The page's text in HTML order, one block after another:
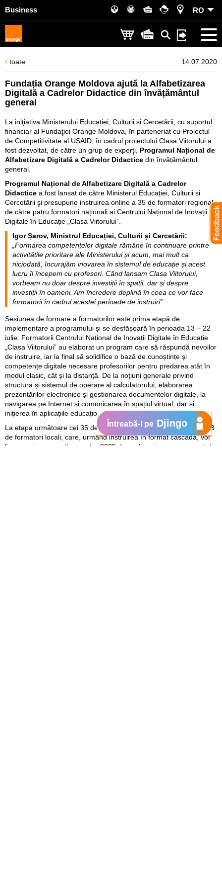
Business RO
toate 14.07.2020
Fundația Orange Moldova ajută la Alfabetizarea
Digitală a Cadrelor Didactice din învățământul
general
La iniţiativa Ministerului Educației, Culturii și Cercetării, cu suportul
financiar al Fundaţiei Orange Moldova, în parteneriat cu Proiectul
de Competitivitate al USAID, în cadrul proiectului Clasa Viitorului a
fost dezvoltat, de către un grup de experţi, Programul Național de
Alfabetizare Digitală a Cadrelor Didactice din învățământul
general.
Programul Național de Alfabetizare Digitală a Cadrelor
Didactice a fost lansat de către Ministerul Educației, Culturii și
Cercetării şi presupune instruirea online a 35 de formatori regionali
de către patru formatori naționali ai Centrului Național de Inovații
Digitale în Educație „Clasa Viitorului”.
Igor Șarov, Ministrul Educației, Culturii și Cercetării:
„Formarea competențelor digitale rămâne în continuare printre
activitățile prioritare ale Ministerului și acum, mai mult ca
niciodată, încurajăm inovarea în sistemul de educație și acest
lucru îl începem cu profesori. Când lansam Clasa Viitorului,
vorbeam nu doar despre investiții în spații, dar și despre
investiții în oameni. Am încredere deplină în ceea ce vor face
formatorii în cadrul acestei perioade de instruiri”.
Sesiunea de formare a formatorilor este prima etapă de
implementare a programului și se desfășoară în perioada 13 – 22
iulie. Formatorii Centrului Național de Inovații Digitale în Educație
„Clasa Viitorului” au elaborat un program care să răspundă nevoilor
de instruire, iar la final să solidifice o bază de cunoștințe și
competențe digitale necesare profesorilor pentru predarea atât în
modul clasic, cât și la distanță. De la noțiuni generale privind
structura și sistemul de operare al calculatorului, elaborarea
prezentărilor electronice și gestionarea documentelor digitale, la
navigarea pe Internet și comunicarea în spațiul virtual, dar și
inițierea în aplicațiile educaționale oferite de Google.
La etapa următoare cei 35 de formatori regionali vor instrui alți 273
de formatori locali, care, urmând instruirea în format cascadă, vor
livra seminare practice pentru 3335 de profesori care au cunoștințe
Întreabă-l pe Djingo